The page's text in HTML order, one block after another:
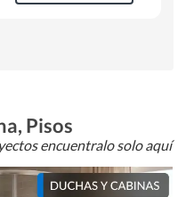
Pisos
encuentralo solo aquí